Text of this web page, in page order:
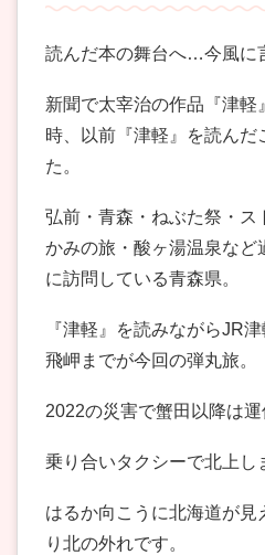
読んだ本の舞台へ…今風に
新聞で太宰治の作品『津軽
時、以前『津軽』を読んだ
た。
弘前・青森・ねぶた祭・ス
かみの旅・酸ヶ湯温泉など
に訪問している青森県。
『津軽』を読みながらJR
飛岬までが今回の弾丸旅。
2022の災害で蟹田以降は運
乗り合いタクシーで北上し
はるか向こうに北海道が見
り北の外れです。